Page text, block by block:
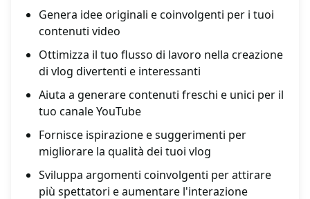
Genera idee originali e coinvolgenti per i tuoi
contenuti video
Ottimizza il tuo flusso di lavoro nella creazione
di vlog divertenti e interessanti
Aiuta a generare contenuti freschi e unici per il
tuo canale YouTube
Fornisce ispirazione e suggerimenti per
migliorare la qualità dei tuoi vlog
Sviluppa argomenti coinvolgenti per attirare
più spettatori e aumentare l'interazione